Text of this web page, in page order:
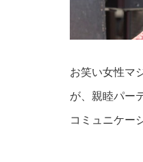
お笑い女性マ
が、親睦パー
コミュニケー